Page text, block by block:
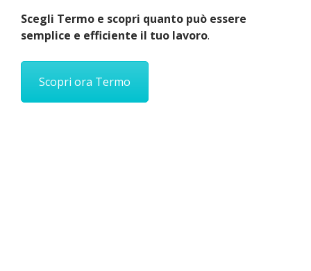
Scegli Termo e scopri quanto può essere
semplice e efficiente il tuo lavoro.
Scopri ora Termo